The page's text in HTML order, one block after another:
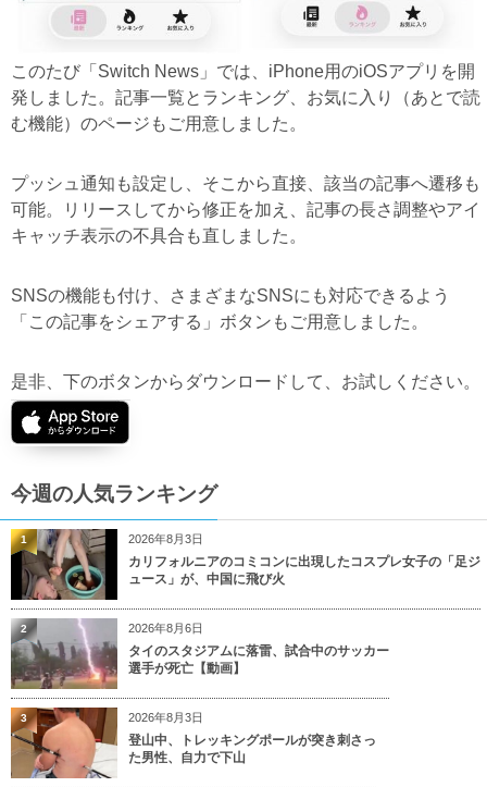
このたび「Switch News」では、iPhone用のiOSアプリを開
発しました。記事一覧とランキング、お気に入り（あとで読
む機能）のページもご用意しました。
プッシュ通知も設定し、そこから直接、該当の記事へ遷移も
可能。リリースしてから修正を加え、記事の長さ調整やアイ
キャッチ表示の不具合も直しました。
SNSの機能も付け、さまざまなSNSにも対応できるよう
「この記事をシェアする」ボタンもご用意しました。
是非、下のボタンからダウンロードして、お試しください。
今週の人気ランキング
2026年8月3日
カリフォルニアのコミコンに出現したコスプレ女子の「足ジ
ュース」が、中国に飛び火
1
2026年8月6日
タイのスタジアムに落雷、試合中のサッカー
選手が死亡【動画】
2
2026年8月3日
登山中、トレッキングポールが突き刺さっ
た男性、自力で下山
3